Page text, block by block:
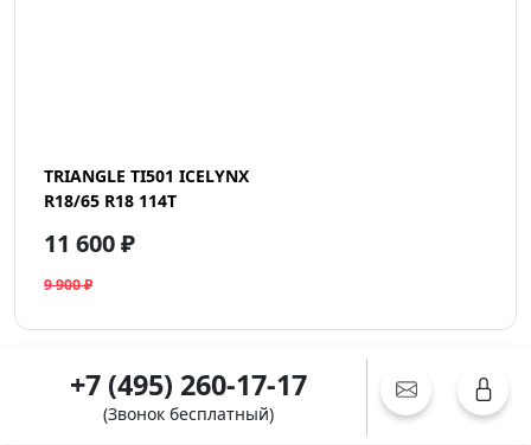
TRIANGLE TI501 ICELYNX
R18/65 R18 114T
11 600 ₽
9 900 ₽
+7 (495) 260-17-17
(Звонок бесплатный)